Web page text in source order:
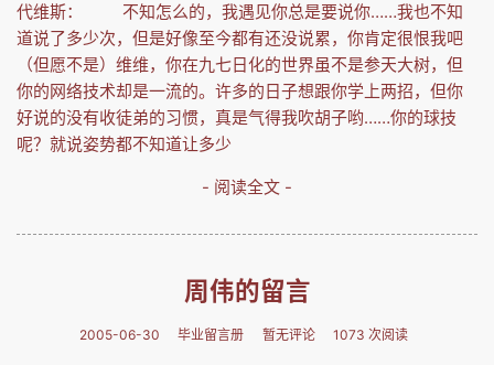
代维斯： 不知怎么的，我遇见你总是要说你……我也不知
道说了多少次，但是好像至今都有还没说累，你肯定很恨我吧
（但愿不是）维维，你在九七日化的世界虽不是参天大树，但
你的网络技术却是一流的。许多的日子想跟你学上两招，但你
好说的没有收徒弟的习惯，真是气得我吹胡子哟……你的球技
呢？就说姿势都不知道让多少
- 阅读全文 -
周伟的留言
2005-06-30 毕业留言册 暂无评论 1073 次阅读